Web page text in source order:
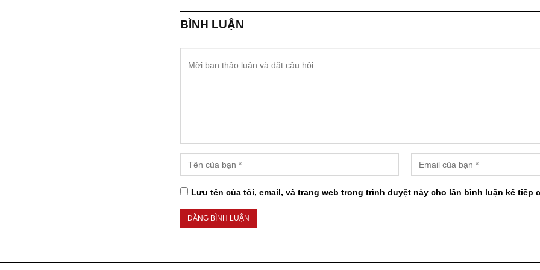
BÌNH LUẬN
Lưu tên của tôi, email, và trang web trong trình duyệt này cho lần bình luận kế tiếp